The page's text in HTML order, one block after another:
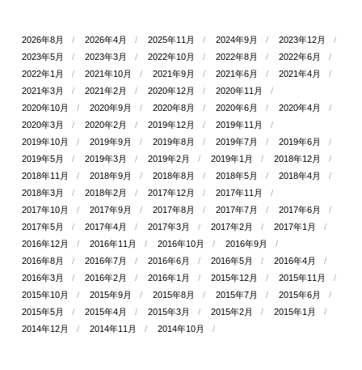
2026年8月 2026年4月 2025年11月 2024年9月
2023年12月
2023年5月
2023年3月 2022年10月 2022年8月
2022年6月
2022年1月
2021年10月 2021年9月 2021年6月
2021年4月
2021年3月
2021年2月 2020年12月
2020年11月
2020年10月
2020年9月 2020年8月 2020年6月
2020年4月
2020年3月
2020年2月 2019年12月
2019年11月
2019年10月
2019年9月 2019年8月 2019年7月
2019年6月
2019年5月
2019年3月 2019年2月 2019年1月
2018年12月
2018年11月
2018年9月 2018年8月 2018年5月
2018年4月
2018年3月
2018年2月 2017年12月
2017年11月
2017年10月
2017年9月 2017年8月 2017年7月
2017年6月
2017年5月
2017年4月 2017年3月 2017年2月
2017年1月
2016年12月
2016年11月 2016年10月
2016年9月
2016年8月
2016年7月 2016年6月 2016年5月
2016年4月
2016年3月
2016年2月 2016年1月 2015年12月
2015年11月
2015年10月
2015年9月 2015年8月 2015年7月
2015年6月
2015年5月
2015年4月 2015年3月 2015年2月
2015年1月
2014年12月
2014年11月 2014年10月